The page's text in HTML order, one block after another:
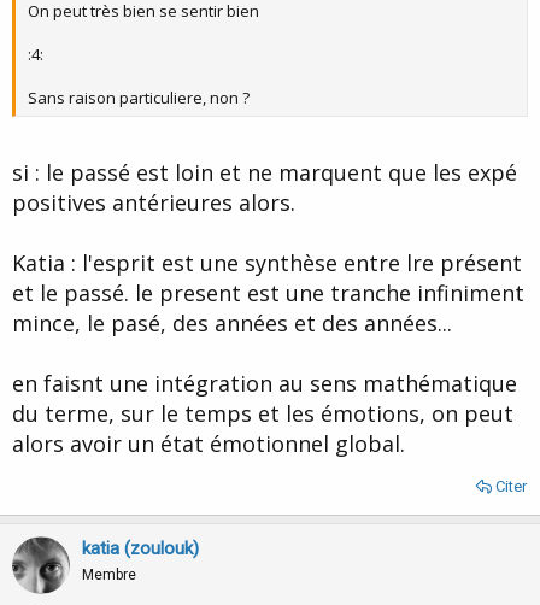
On peut très bien se sentir bien
:4:
Sans raison particuliere, non ?
si : le passé est loin et ne marquent que les expé
positives antérieures alors.
Katia : l'esprit est une synthèse entre lre présent
et le passé. le present est une tranche infiniment
mince, le pasé, des années et des années...
en faisnt une intégration au sens mathématique
du terme, sur le temps et les émotions, on peut
alors avoir un état émotionnel global.
Citer
katia (zoulouk)
Membre